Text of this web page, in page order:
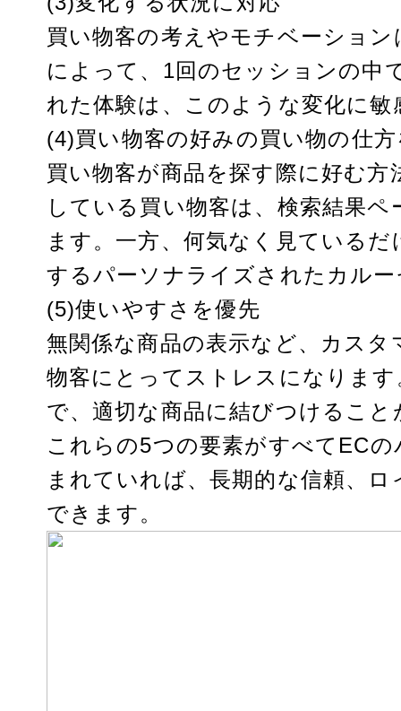
買い物客の考えやモチベーショ
によって、1回のセッションの中
れた体験は、このような変化に敏
(4)買い物客の好みの買い物の仕
買い物客が商品を探す際に好む
している買い物客は、検索結果
ます。一方、何気なく見ている
するパーソナライズされたカル
(5)使いやすさを優先
無関係な商品の表示など、カス
物客にとってストレスになりま
で、適切な商品に結びつけること
これらの5つの要素がすべてEC
まれていれば、長期的な信頼、
できます。